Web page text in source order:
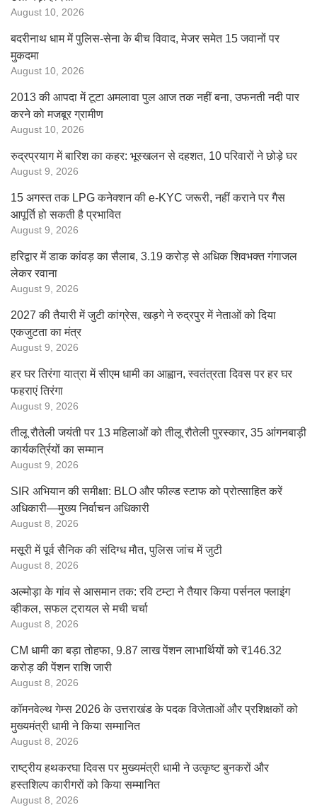
August 10, 2026
बदरीनाथ धाम में पुलिस-सेना के बीच विवाद, मेजर समेत 15 जवानों पर
मुकदमा
August 10, 2026
2013 की आपदा में टूटा अमलावा पुल आज तक नहीं बना, उफनती नदी पार
करने को मजबूर ग्रामीण
August 10, 2026
रुद्रप्रयाग में बारिश का कहर: भूस्खलन से दहशत, 10 परिवारों ने छोड़े घर
August 9, 2026
15 अगस्त तक LPG कनेक्शन की e-KYC जरूरी, नहीं कराने पर गैस
आपूर्ति हो सकती है प्रभावित
August 9, 2026
हरिद्वार में डाक कांवड़ का सैलाब, 3.19 करोड़ से अधिक शिवभक्त गंगाजल
लेकर रवाना
August 9, 2026
2027 की तैयारी में जुटी कांग्रेस, खड़गे ने रुद्रपुर में नेताओं को दिया
एकजुटता का मंत्र
August 9, 2026
हर घर तिरंगा यात्रा में सीएम धामी का आह्वान, स्वतंत्रता दिवस पर हर घर
फहराएं तिरंगा
August 9, 2026
तीलू रौतेली जयंती पर 13 महिलाओं को तीलू रौतेली पुरस्कार, 35 आंगनबाड़ी
कार्यकर्त्रियों का सम्मान
August 9, 2026
SIR अभियान की समीक्षा: BLO और फील्ड स्टाफ को प्रोत्साहित करें
अधिकारी—मुख्य निर्वाचन अधिकारी
August 8, 2026
मसूरी में पूर्व सैनिक की संदिग्ध मौत, पुलिस जांच में जुटी
August 8, 2026
अल्मोड़ा के गांव से आसमान तक: रवि टम्टा ने तैयार किया पर्सनल फ्लाइंग
व्हीकल, सफल ट्रायल से मची चर्चा
August 8, 2026
CM धामी का बड़ा तोहफा, 9.87 लाख पेंशन लाभार्थियों को ₹146.32
करोड़ की पेंशन राशि जारी
August 8, 2026
कॉमनवेल्थ गेम्स 2026 के उत्तराखंड के पदक विजेताओं और प्रशिक्षकों को
मुख्यमंत्री धामी ने किया सम्मानित
August 8, 2026
राष्ट्रीय हथकरघा दिवस पर मुख्यमंत्री धामी ने उत्कृष्ट बुनकरों और
हस्तशिल्प कारीगरों को किया सम्मानित
August 8, 2026